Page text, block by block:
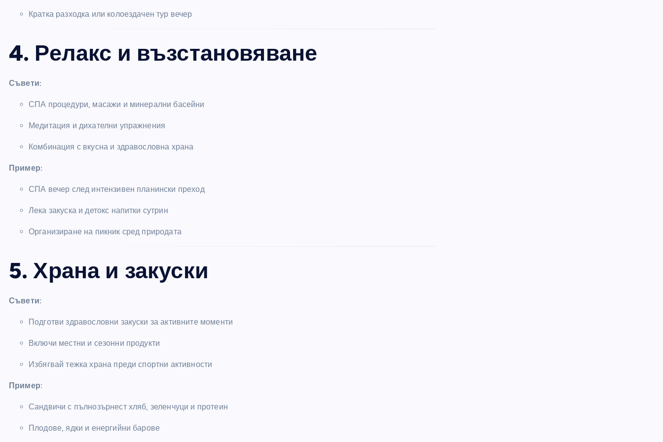
Кратка разходка или колоездачен тур вечер
4. Релакс и възстановяване
Съвети:
СПА процедури, масажи и минерални басейни
Медитация и дихателни упражнения
Комбинация с вкусна и здравословна храна
Пример:
СПА вечер след интензивен планински преход
Лека закуска и детокс напитки сутрин
Организиране на пикник сред природата
5. Храна и закуски
Съвети:
Подготви здравословни закуски за активните моменти
Включи местни и сезонни продукти
Избягвай тежка храна преди спортни активности
Пример:
Сандвичи с пълнозърнест хляб, зеленчуци и протеин
Плодове, ядки и енергийни барове